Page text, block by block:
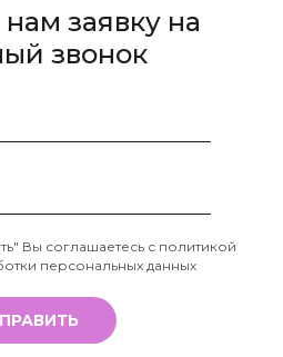
заявку на
звонок
Вы соглашаетесь с политикой
персональных данных